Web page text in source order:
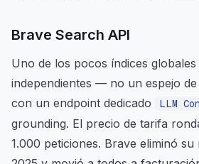
Brave Search API
Uno de los pocos índices
independientes — no un espejo
con un endpoint dedicado
LLM
grounding. El precio de tarifa
1.000 peticiones. Brave eliminó